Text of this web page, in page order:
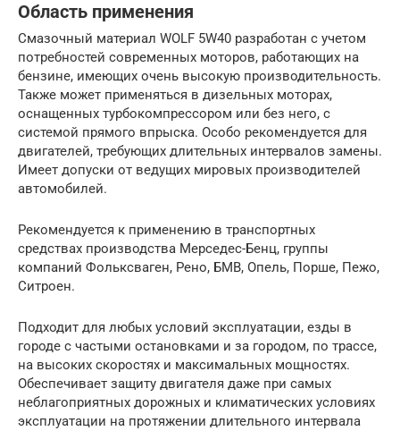
Область применения
Смазочный материал WOLF 5W40 разработан с учетом
потребностей современных моторов, работающих на
бензине, имеющих очень высокую производительность.
Также может применяться в дизельных моторах,
оснащенных турбокомпрессором или без него, с
системой прямого впрыска. Особо рекомендуется для
двигателей, требующих длительных интервалов замены.
Имеет допуски от ведущих мировых производителей
автомобилей.
Рекомендуется к применению в транспортных
средствах производства Мерседес-Бенц, группы
компаний Фольксваген, Рено, БМВ, Опель, Порше, Пежо,
Ситроен.
Подходит для любых условий эксплуатации, езды в
городе с частыми остановками и за городом, по трассе,
на высоких скоростях и максимальных мощностях.
Обеспечивает защиту двигателя даже при самых
неблагоприятных дорожных и климатических условиях
эксплуатации на протяжении длительного интервала